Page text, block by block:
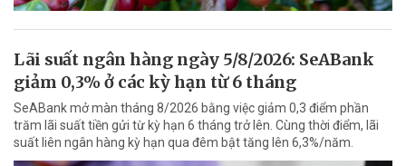
Lãi suất ngân hàng ngày 5/8/2026: SeABank
giảm 0,3% ở các kỳ hạn từ 6 tháng
SeABank mở màn tháng 8/2026 bằng việc giảm 0,3 điểm phần
trăm lãi suất tiền gửi từ kỳ hạn 6 tháng trở lên. Cùng thời điểm, lãi
suất liên ngân hàng kỳ hạn qua đêm bật tăng lên 6,3%/năm.